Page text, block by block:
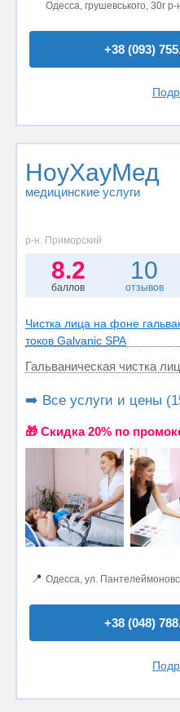
Одесса, грушевського, 30г
+38 (093)
НоуХауМед
медицинские услуги
р-н. Приморский
8.2
баллов
10
отзывов
Чистка лица на фоне
токов Galvanic SPA
Гальваническая чистка
➡️ Все услуги и цены
🎁 Cкидка 20% по
📍 Одесса, ул.
+38 (048)